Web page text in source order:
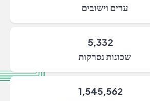
ערים וישובים
5,332
שכונות נסרקות
1,545,562